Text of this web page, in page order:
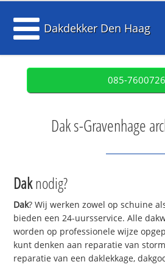
Dakdekker Den Haag
085-7600726
Dak s-Gravenhage
Daknodig?
Dak? Wij werken zowel op schuine
bieden een 24-uursservice. Alle
worden op professionele wijze
kunt denken aan reparatie van
reparatie van een daklekkage,